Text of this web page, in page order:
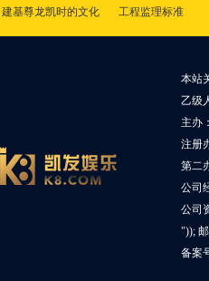
建基尊龙凯时的文化
工程监理标准
本站
乙级
主办
注册
第二
公司
公司
"));
备案